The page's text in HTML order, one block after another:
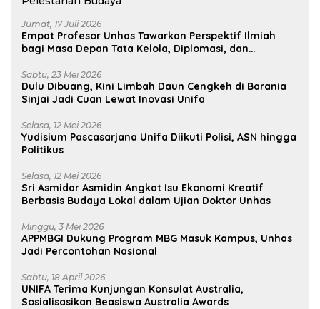
Jumat, 17 Juli 2026
Empat Profesor Unhas Tawarkan Perspektif Ilmiah
bagi Masa Depan Tata Kelola, Diplomasi, dan
Sabtu, 23 Mei 2026
Dulu Dibuang, Kini Limbah Daun Cengkeh di Barania
Sinjai Jadi Cuan Lewat Inovasi Unifa
Selasa, 12 Mei 2026
Yudisium Pascasarjana Unifa Diikuti Polisi, ASN hingga
Politikus
Selasa, 12 Mei 2026
Sri Asmidar Asmidin Angkat Isu Ekonomi Kreatif
Berbasis Budaya Lokal dalam Ujian Doktor Unhas
Minggu, 3 Mei 2026
APPMBGI Dukung Program MBG Masuk Kampus, Unhas
Jadi Percontohan Nasional
Sabtu, 18 April 2026
UNIFA Terima Kunjungan Konsulat Australia,
Sosialisasikan Beasiswa Australia Awards